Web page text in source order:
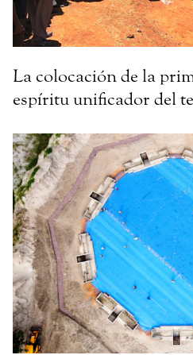
La colocación de la
espíritu unificador del